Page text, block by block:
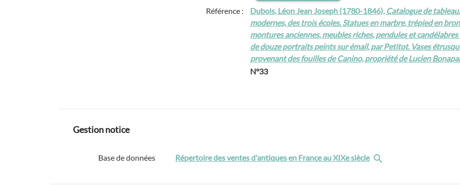
Référence :
Dubois, Léon Jean Joseph (1780-1846), Catalogue de
modernes, des trois écoles. Statues en marbre, trépied en
montures anciennes, meubles riches, pendules et
de douze portraits peints sur émail, par Petitot. Vases
provenant des fouilles de Canino, propriété de Lucien
N°33
Gestion notice
Base de données Répertoire des ventes d'antiques en France au XIXe siècle